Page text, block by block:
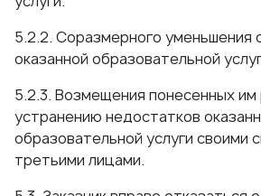
5.2.2. Соразмерного уменьшения
оказанной образовательной
5.2.3. Возмещения понесенных им
устранению недостатков
образовательной услуги своими
третьими лицами.